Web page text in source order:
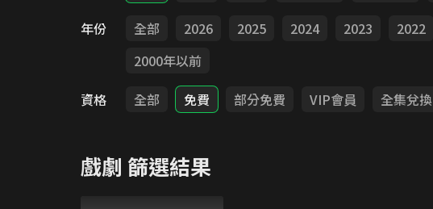
年份
全部 2026 2025 2024 2023 2022
2000年以前
資格
全部 免費 部分免費 VIP會員 全集兌換
戲劇 篩選結果